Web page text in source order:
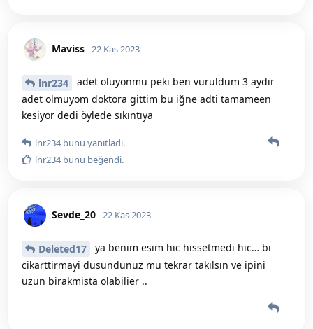
Maviss 22 Kas 2023
lnr234
adet oluyonmu peki ben vuruldum 3 aydır
adet olmuyom doktora gittim bu iğne adti tamameen
kesiyor dedi öylede sıkıntıya
lnr234bunu yanıtladı.
lnr234bunu beğendi.
Sevde_20 22 Kas 2023
Deleted17
ya benim esim hic hissetmedi hic… bi
cikarttirmayi dusundunuz mu tekrar takılsın ve ipini
uzun birakmista olabilier ..